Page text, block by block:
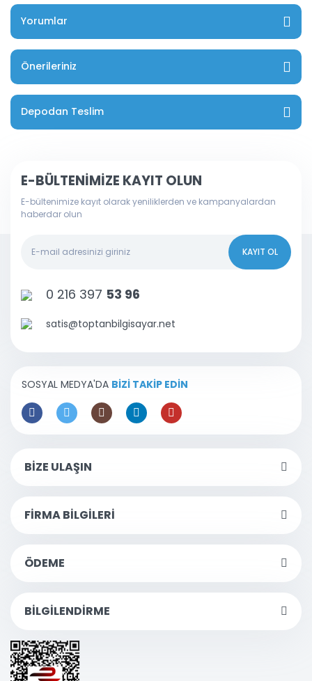
Yorumlar
Önerileriniz
Depodan Teslim
E-BÜLTENİMİZE KAYIT OLUN
E-bültenimize kayıt olarak yeniliklerden ve kampanyalardan
haberdar olun
KAYIT OL
0 216 397 53 96
satis@toptanbilgisayar.net
SOSYAL MEDYA'DA BİZİ TAKİP EDİN
BİZE ULAŞIN
FİRMA BİLGİLERİ
ÖDEME
BİLGİLENDİRME